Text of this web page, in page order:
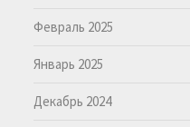
Февраль 2025
Январь 2025
Декабрь 2024